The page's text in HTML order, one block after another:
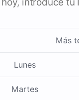
hoy, introduce tu
Más
Lunes
Martes